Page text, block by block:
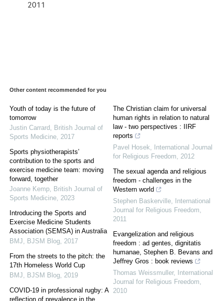
2011
Other content recommended for you
Youth of today is the future of
tomorrow
Justin Carrard, British Journal of
Sports Medicine, 2017
Sports physiotherapists’
contribution to the sports and
exercise medicine team: moving
forward, together
Joanne Kemp, British Journal of
Sports Medicine, 2023
Introducing the Sports and
Exercise Medicine Students
Association (SEMSA) in Australia
BMJ, BJSM Blog, 2017
From the streets to the pitch: the
17th Homeless World Cup
BMJ, BJSM Blog, 2019
COVID-19 in professional rugby: A
reflection of prevalence in the
The Christian claim for universal
human rights in relation to natural
law - two perspectives : IIRF
reports
Pavel Hosek,
International Journal
for Religious Freedom, 2012
The sexual agenda and religious
freedom - challenges in the
Western world
Stephen Baskerville,
International
Journal for Religious Freedom,
2011
Evangelization and religious
freedom : ad gentes, dignitatis
humanae, Stephen B. Bevans and
Jeffrey Gros : book reviews
Thomas Weissmuller,
International
Journal for Religious Freedom,
2010